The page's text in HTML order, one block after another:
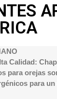
Calidad:
para orejas
para